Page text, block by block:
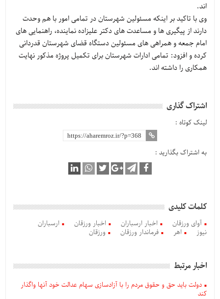
اند.
وی با تاکید بر اینکه مسئولین شهرستان در تمامی امور با هم وحدت
دارند از پیگیری ها و مساعدت های دکتر علیزاده نماینده، راهنمایی های
امام جمعه و همراهی های مسئولین دستگاه قضای شهرستان قدردانی
کرده و افزود: تمامی ادارات شهرستان برای تکمیل پروژه مذکور نهایت
همکاری را داشته اند.
اشتراک گذاری
لینک کوتاه :
به اشتراک بگذارید :
کلمات کلیدی
آوای ورزقان اخبار ارسباران اخبار ورزقان
ارسباران
نیوز
اهر فرماندار ورزقان ورزقان
اخبار مرتبط
دولت باید حق و حقوق مردم را با آزادسازی سهام عدالت خود آنها واگذار
کند